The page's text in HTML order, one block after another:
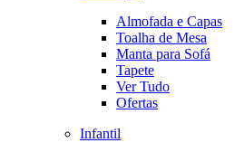
Almofada e Capas
Toalha de Mesa
Manta para Sofá
Tapete
Ver Tudo
Ofertas
Infantil